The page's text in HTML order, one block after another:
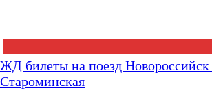
ЖД билеты на поезд
Староминская